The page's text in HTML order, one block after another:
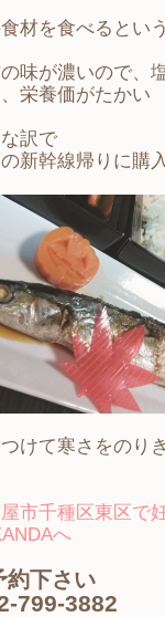
材を食べるとい
味が濃いので、
栄養価がたかい
訳で
新幹線帰りに
けて寒さをのり
市千種区東区で
へ
約下さい
799-3882